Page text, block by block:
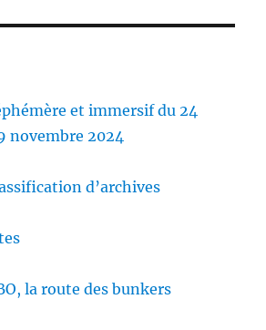
et immersif du 24
novembre 2024
d’archives
la route des bunkers